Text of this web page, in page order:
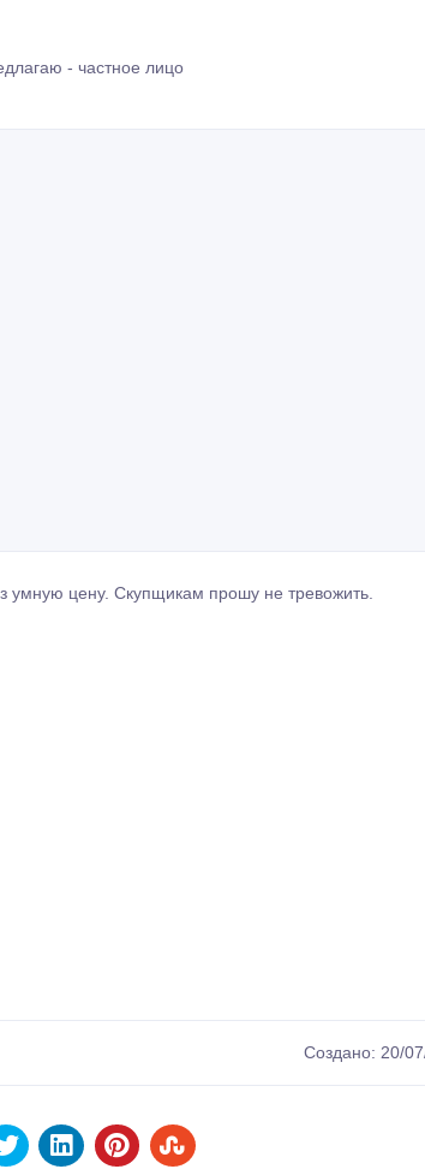
- частное лицо
цену. Скупщикам прошу не тревожить.
Создано: 20/